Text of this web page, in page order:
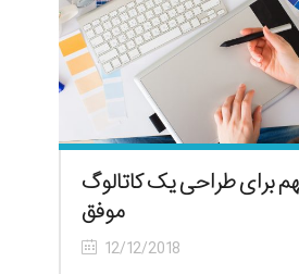
برای طراحی یک کاتالوگ
موفق
12/12/2018